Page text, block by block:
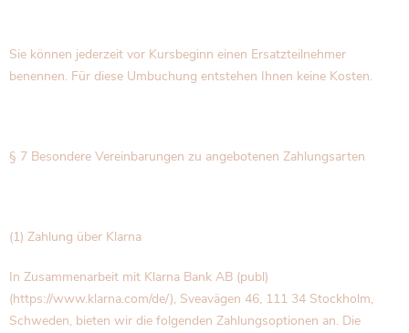
Sie können jederzeit vor Kursbeginn einen Ersatzteilnehmer
benennen. Für diese Umbuchung entstehen Ihnen keine Kosten.
§ 7 Besondere Vereinbarungen zu angebotenen Zahlungsarten
(1) Zahlung über Klarna
In Zusammenarbeit mit Klarna Bank AB (publ)
(https://www.klarna.com/de/), Sveavägen 46, 111 34 Stockholm,
Schweden, bieten wir die folgenden Zahlungsoptionen an. Die